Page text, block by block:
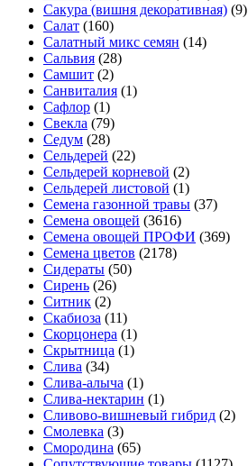
Сакура (вишня декоративная) (9)
Салат (160)
Салатный микс семян (14)
Сальвия (28)
Самшит (2)
Санвиталия (1)
Сафлор (1)
Свекла (79)
Седум (28)
Сельдерей (22)
Сельдерей корневой (2)
Сельдерей листовой (1)
Семена газонной травы (37)
Семена овощей (3616)
Семена овощей ПРОФИ (369)
Семена цветов (2178)
Сидераты (50)
Сирень (26)
Ситник (2)
Скабиоза (11)
Скорцонера (1)
Скрытница (1)
Слива (34)
Слива-алыча (1)
Слива-нектарин (1)
Сливово-вишневый гибрид (2)
Смолевка (3)
Смородина (65)